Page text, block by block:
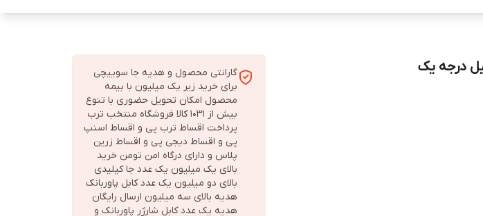
درجه یک
گارانتی محصول و هدیه جا سوییچی
برای خرید زیر یک میلیون با بیمه
محصول امکان تحویل حضوری با تنوع
بیش از 1031 کالا فروشگاه منتخب ترب
پرداخت اقساط ترب پی و اقساط اسنپ
پی و اقساط دیجی پی و اقساط زرین
پلاس و دارای درگاه امن تومن خرید
بالای یک میلیون یک عدد جا کیلیدی
بالای دو میلیون یک عدد کابل پاوربانک
هدیه بالای سه میلیون ارسال رایگان
هدیه یک عدد کابل شارژر پاوربانک و